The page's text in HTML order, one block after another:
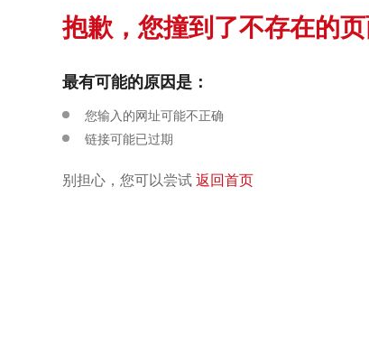
抱歉，您撞到了不存在的
最有可能的原因是：
您输入的网址可能不正确
链接可能已过期
别担心，您可以尝试返回首页